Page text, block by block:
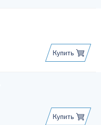
Купить
Купить